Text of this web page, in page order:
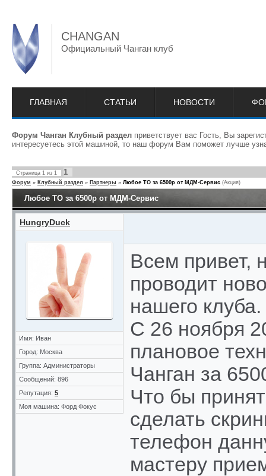
CHANGAN
Официальный Чанган клуб
ГЛАВНАЯ СТАТЬИ НОВОСТИ
Форум Чанган Клубный раздел приветствует вас Гость, Вы
интересуетесь этой машиной, то наш форум Вам поможет лучше
Страница 1 из 1 1
Форум » Клубный раздел » Партнеры » Любое ТО за 6500р от МДМ-Сервис (Акция)
Любое ТО за 6500р от МДМ-Сервис
HungryDuck
Имя: Иван
Город: Москва
Группа: Администраторы
Сообщений: 896
Репутация: 5
Моя машина: Форд Фокус
Всем
проводит
нашего клуба.
С 26 ноября
плановое
Чанган за
Что бы
сделать
телефон
мастеру